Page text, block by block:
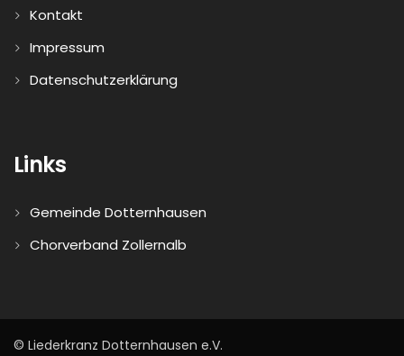
Kontakt
Impressum
Datenschutzerklärung
Links
Gemeinde Dotternhausen
Chorverband Zollernalb
© Liederkranz Dotternhausen e.V.